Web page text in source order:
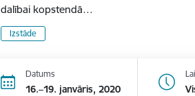
dalībai kopstendā…
Izstāde
Datums
16.–19. janvāris, 2020